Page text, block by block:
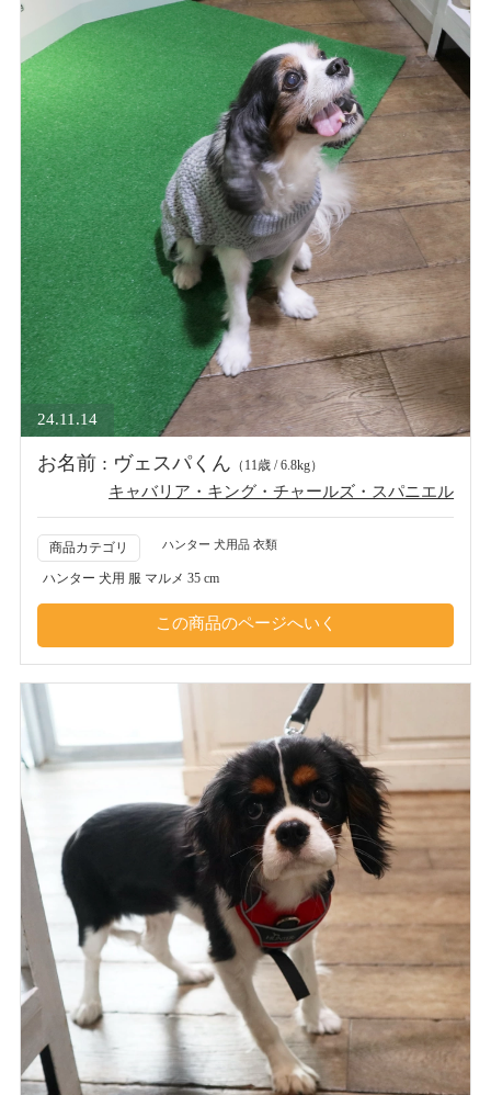
24.11.14
お名前 : ヴェスパくん （11歳 / 6.8kg）
キャバリア・キング・チャールズ・スパニエル
商品カテゴリ ハンター 犬用品 衣類
ハンター 犬用 服 マルメ 35 cm